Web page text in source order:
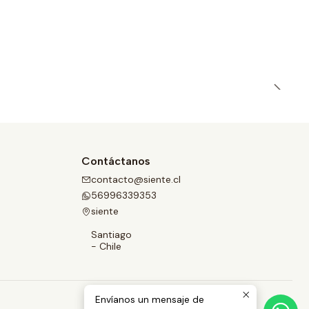
Contáctanos
contacto@siente.cl
56996339353
siente
Santiago
- Chile
Envíanos un mensaje de